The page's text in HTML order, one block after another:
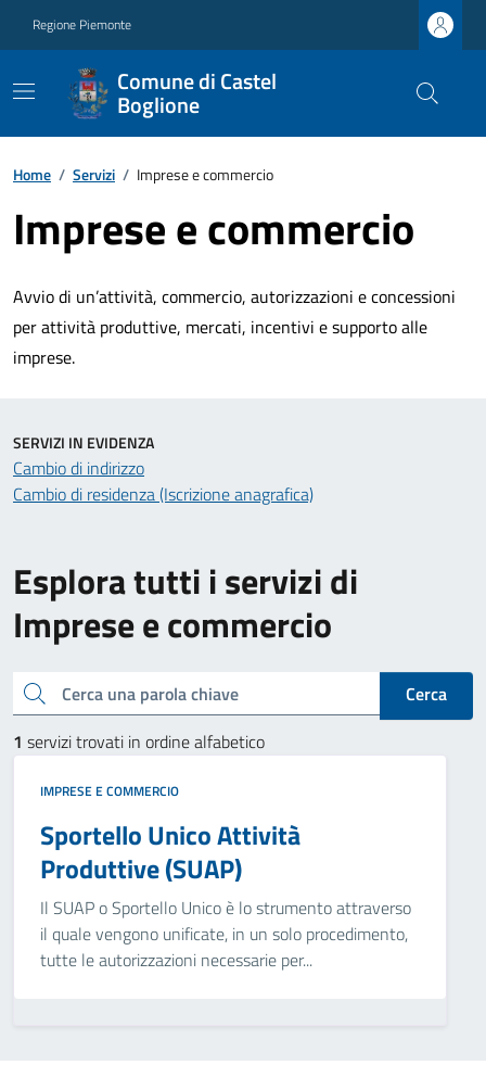
Regione Piemonte
Comune di Castel
Boglione
Home / Servizi / Imprese e commercio
Imprese e commercio
Avvio di un’attività, commercio, autorizzazioni e concessioni
per attività produttive, mercati, incentivi e supporto alle
imprese.
Esplora tutti i servizi di
Imprese e commercio
Cerca una parola chiave
Cerca
1 servizi trovati in ordine alfabetico
IMPRESE E COMMERCIO
Sportello Unico Attività
Produttive (SUAP)
Il SUAP o Sportello Unico è lo strumento attraverso
il quale vengono unificate, in un solo procedimento,
tutte le autorizzazioni necessarie per...
SERVIZI IN EVIDENZA
Cambio di indirizzo
Cambio di residenza (Iscrizione anagrafica)